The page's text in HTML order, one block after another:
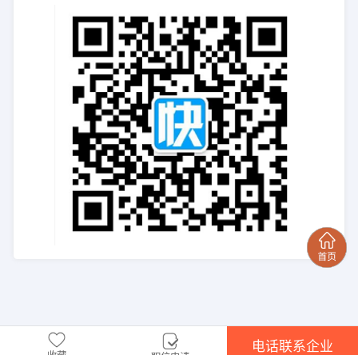
电话联系企业